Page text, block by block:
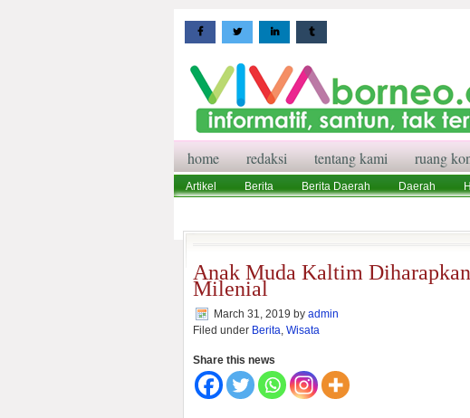
home redaksi tentang kami ruang
Artikel Berita Berita Daerah Daerah
Anak Muda Kaltim
Milenial
March 31, 2019 by admin
Filed under Berita, Wisata
Share this news